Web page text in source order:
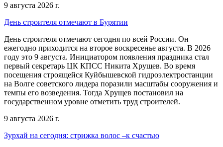
9 августа 2026 г.
День строителя отмечают в Бурятии
День строителя отмечают сегодня по всей России. Он
ежегодно приходится на второе воскресенье августа. В 2026
году это 9 августа. Инициатором появления праздника стал
первый секретарь ЦК КПСС Никита Хрущев. Во время
посещения строящейся Куйбышевской гидроэлектростанции
на Волге советского лидера поразили масштабы сооружения и
темпы его возведения. Тогда Хрущев постановил на
государственном уровне отметить труд строителей.
9 августа 2026 г.
Зурхай на сегодня: стрижка волос –к счастью